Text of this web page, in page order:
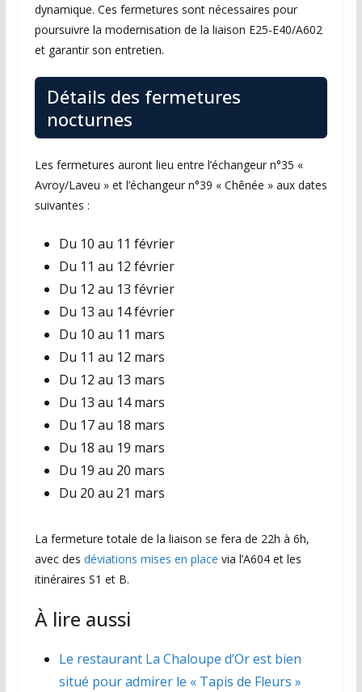
dynamique. Ces fermetures sont nécessaires pour
poursuivre la modernisation de la liaison E25-E40/A602
et garantir son entretien.
Détails des fermetures
nocturnes
Les fermetures auront lieu entre l’échangeur n°35 «
Avroy/Laveu » et l’échangeur n°39 « Chênée » aux dates
suivantes :
Du 10 au 11 février
Du 11 au 12 février
Du 12 au 13 février
Du 13 au 14 février
Du 10 au 11 mars
Du 11 au 12 mars
Du 12 au 13 mars
Du 13 au 14 mars
Du 17 au 18 mars
Du 18 au 19 mars
Du 19 au 20 mars
Du 20 au 21 mars
La fermeture totale de la liaison se fera de 22h à 6h,
avec des déviations mises en place via l’A604 et les
itinéraires S1 et B.
À lire aussi
Le restaurant La Chaloupe d’Or est bien
situé pour admirer le « Tapis de Fleurs »